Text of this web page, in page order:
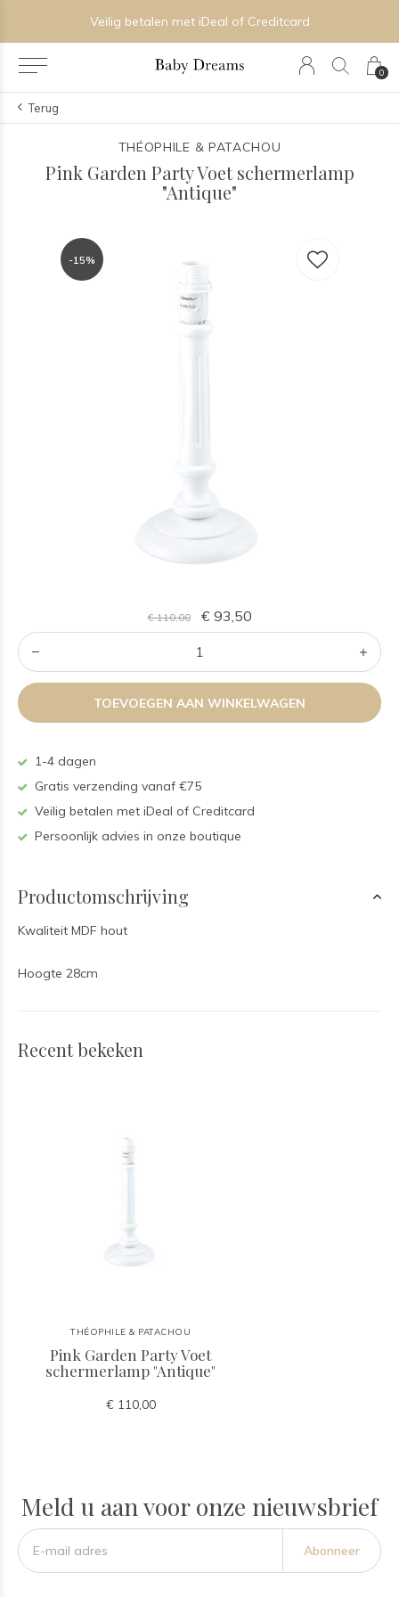
0
Veilig betalen met iDeal of Creditcard
Terug
THÉOPHILE & PATACHOU
Pink Garden Party Voet schermerlamp
"Antique"
-15%
€ 110,00 € 93,50
TOEVOEGEN AAN WINKELWAGEN
1-4 dagen
Gratis verzending vanaf €75
Veilig betalen met iDeal of Creditcard
Persoonlijk advies in onze boutique
Productomschrijving
Kwaliteit MDF hout
Hoogte 28cm
Recent bekeken
THÉOPHILE & PATACHOU
Pink Garden Party Voet
schermerlamp "Antique"
€ 110,00
Meld u aan voor onze nieuwsbrief
Abonneer